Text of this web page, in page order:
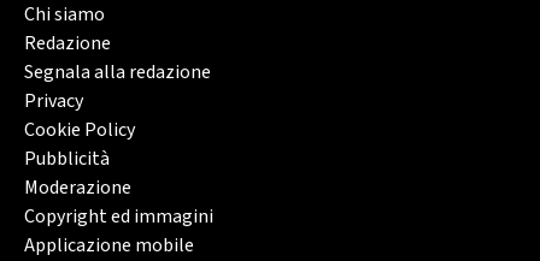
Chi siamo
Redazione
Segnala alla redazione
Privacy
Cookie Policy
Pubblicità
Moderazione
Copyright ed immagini
Applicazione mobile